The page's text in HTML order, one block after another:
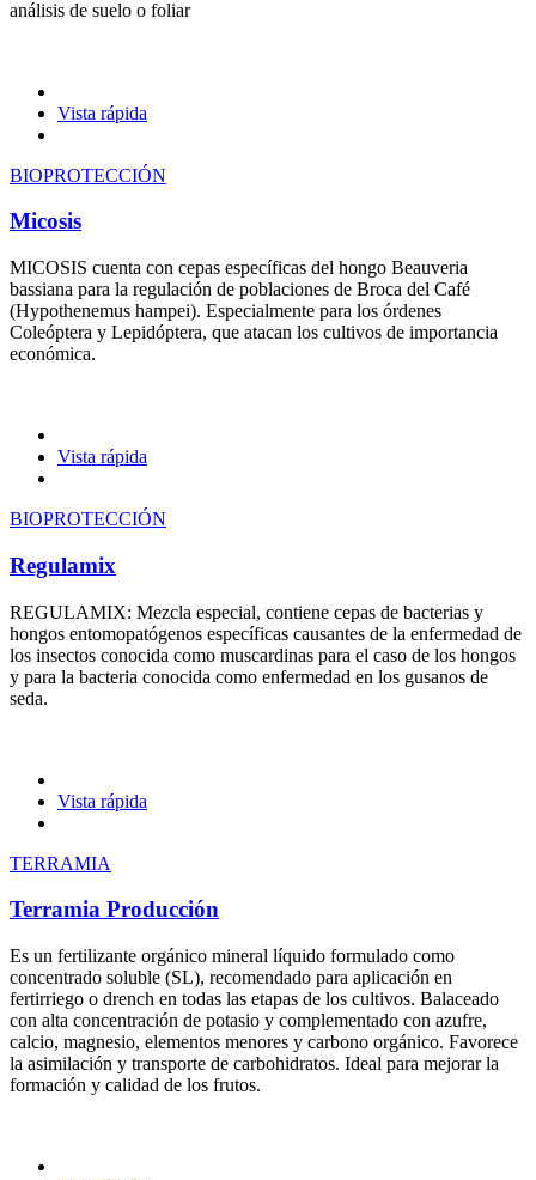
análisis de suelo o foliar
Vista rápida
BIOPROTECCIÓN
Micosis
MICOSIS cuenta con cepas específicas del hongo Beauveria
bassiana para la regulación de poblaciones de Broca del Café
(Hypothenemus hampei). Especialmente para los órdenes
Coleóptera y Lepidóptera, que atacan los cultivos de importancia
económica.
Vista rápida
BIOPROTECCIÓN
Regulamix
REGULAMIX: Mezcla especial, contiene cepas de bacterias y
hongos entomopatógenos específicas causantes de la enfermedad de
los insectos conocida como muscardinas para el caso de los hongos
y para la bacteria conocida como enfermedad en los gusanos de
seda.
Vista rápida
TERRAMIA
Terramia Producción
Es un fertilizante orgánico mineral líquido formulado como
concentrado soluble (SL), recomendado para aplicación en
fertirriego o drench en todas las etapas de los cultivos. Balaceado
con alta concentración de potasio y complementado con azufre,
calcio, magnesio, elementos menores y carbono orgánico. Favorece
la asimilación y transporte de carbohidratos. Ideal para mejorar la
formación y calidad de los frutos.